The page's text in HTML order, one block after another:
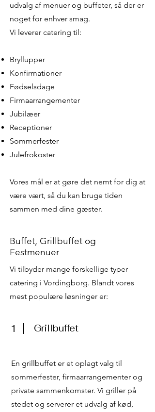
udvalg af menuer og buffeter, så der er
noget for enhver smag.
Vi leverer catering til:
Bryllupper
Konfirmationer
Fødselsdage
Firmaarrangementer
Jubilæer
Receptioner
Sommerfester
Julefrokoster
Vores mål er at gøre det nemt for dig at
være vært, så du kan bruge tiden
sammen med dine gæster.
Buffet, Grillbuffet og
Festmenuer
Vi tilbyder mange forskellige typer
catering i Vordingborg. Blandt vores
mest populære løsninger er:
1 Grillbuffet
En grillbuffet er et oplagt valg til
sommerfester, firmaarrangementer og
private sammenkomster. Vi griller på
stedet og serverer et udvalg af kød,